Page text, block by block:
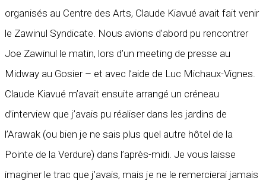
organisés au Centre des Arts, Claude Kiavué avait fait venir
le Zawinul Syndicate. Nous avions d’abord pu rencontrer
Joe Zawinul le matin, lors d’un meeting de presse au
Midway au Gosier – et avec l’aide de Luc Michaux-Vignes.
Claude Kiavué m’avait ensuite arrangé un créneau
d’interview que j’avais pu réaliser dans les jardins de
l’Arawak (ou bien je ne sais plus quel autre hôtel de la
Pointe de la Verdure) dans l’après-midi. Je vous laisse
imaginer le trac que j’avais, mais je ne le remercierai jamais